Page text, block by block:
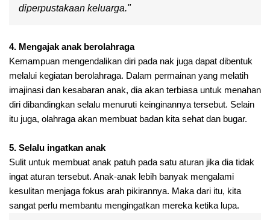
diperpustakaan keluarga."
4. Mengajak anak berolahraga
Kemampuan mengendalikan diri pada nak juga dapat dibentuk
melalui kegiatan berolahraga. Dalam permainan yang melatih
imajinasi dan kesabaran anak, dia akan terbiasa untuk menahan
diri dibandingkan selalu menuruti keinginannya tersebut. Selain
itu juga, olahraga akan membuat badan kita sehat dan bugar.
5. Selalu ingatkan anak
Sulit untuk membuat anak patuh pada satu aturan jika dia tidak
ingat aturan tersebut. Anak-anak lebih banyak mengalami
kesulitan menjaga fokus arah pikirannya. Maka dari itu, kita
sangat perlu membantu mengingatkan mereka ketika lupa.